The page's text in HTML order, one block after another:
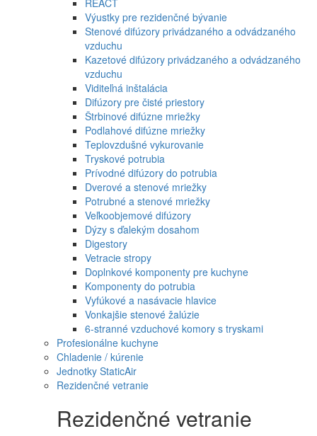
REACT
Výustky pre rezidenčné bývanie
Stenové difúzory privádzaného a odvádzaného
vzduchu
Kazetové difúzory privádzaného a odvádzaného
vzduchu
Viditeľná inštalácia
Difúzory pre čisté priestory
Štrbinové difúzne mriežky
Podlahové difúzne mriežky
Teplovzdušné vykurovanie
Tryskové potrubia
Prívodné difúzory do potrubia
Dverové a stenové mriežky
Potrubné a stenové mriežky
Veľkoobjemové difúzory
Dýzy s ďalekým dosahom
Digestory
Vetracie stropy
Doplnkové komponenty pre kuchyne
Komponenty do potrubia
Vyfúkové a nasávacie hlavice
Vonkajšie stenové žalúzie
6-stranné vzduchové komory s tryskami
Profesionálne kuchyne
Chladenie / kúrenie
Jednotky StaticAir
Rezidenčné vetranie
Rezidenčné vetranie